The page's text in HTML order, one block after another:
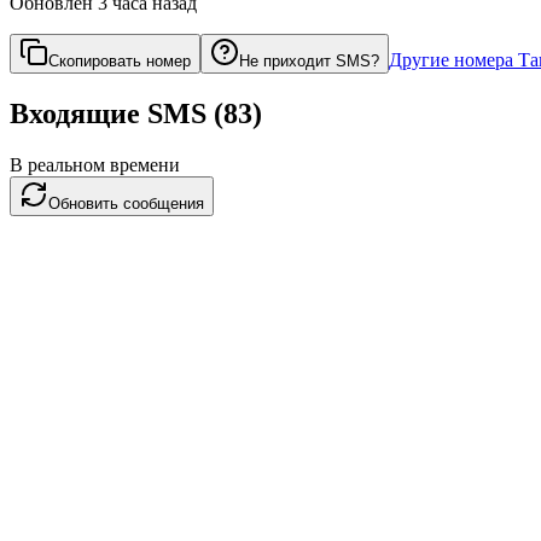
Скопировать номер Не приходит SMS? Другие номера
Входящие SMS (83)
В реальном времени
Обновить сообщения